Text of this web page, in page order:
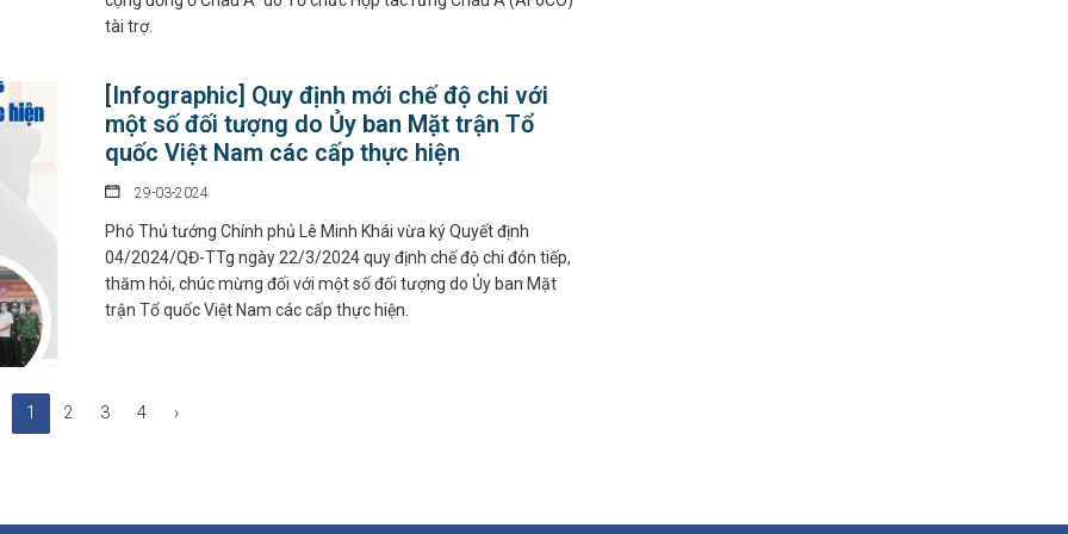
tài trợ.
[Infographic] Quy định mới chế độ chi với
một số đối tượng do Ủy ban Mặt trận Tổ
quốc Việt Nam các cấp thực hiện
29-03-2024
Phó Thủ tướng Chính phủ Lê Minh Khái vừa ký Quyết định
04/2024/QĐ-TTg ngày 22/3/2024 quy định chế độ chi đón tiếp,
thăm hỏi, chúc mừng đối với một số đối tượng do Ủy ban Mặt
trận Tổ quốc Việt Nam các cấp thực hiện.
1 2 3 4 ›